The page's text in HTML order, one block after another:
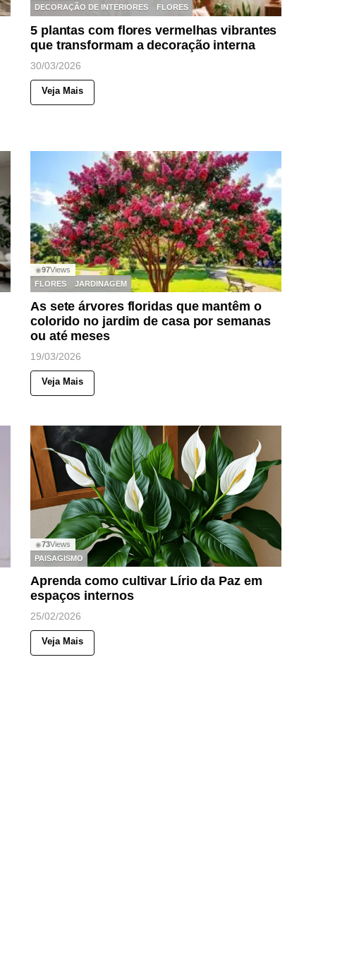
DECORAÇÃO DE INTERIORES
FLORES
5 plantas com flores vermelhas vibrantes
que transformam a decoração interna
30/03/2026
Veja Mais
◉97Views
FLORES
JARDINAGEM
As sete árvores floridas que mantêm o
colorido no jardim de casa por semanas
ou até meses
19/03/2026
Veja Mais
◉73Views
PAISAGISMO
Aprenda como cultivar Lírio da Paz em
espaços internos
25/02/2026
Veja Mais